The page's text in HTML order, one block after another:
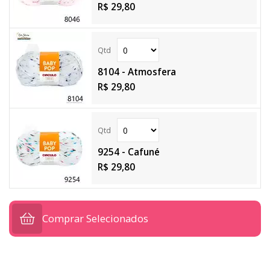
R$ 29,80
8104 - Atmosfera
R$ 29,80
9254 - Cafuné
R$ 29,80
Comprar Selecionados